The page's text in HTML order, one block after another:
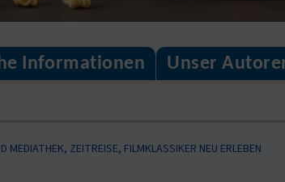
Informationen Unser
MEDIATHEK, ZEITREISE, FILMKLASSIKER NEU ERLEBEN